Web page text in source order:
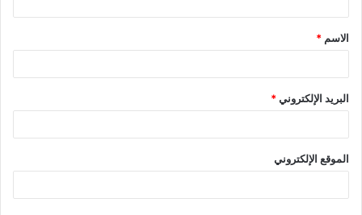
ق
*
الاسم *
البريد الإلكتروني*
الموقع الإلكتروني